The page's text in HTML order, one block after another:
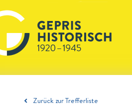
Zurück zur Trefferliste